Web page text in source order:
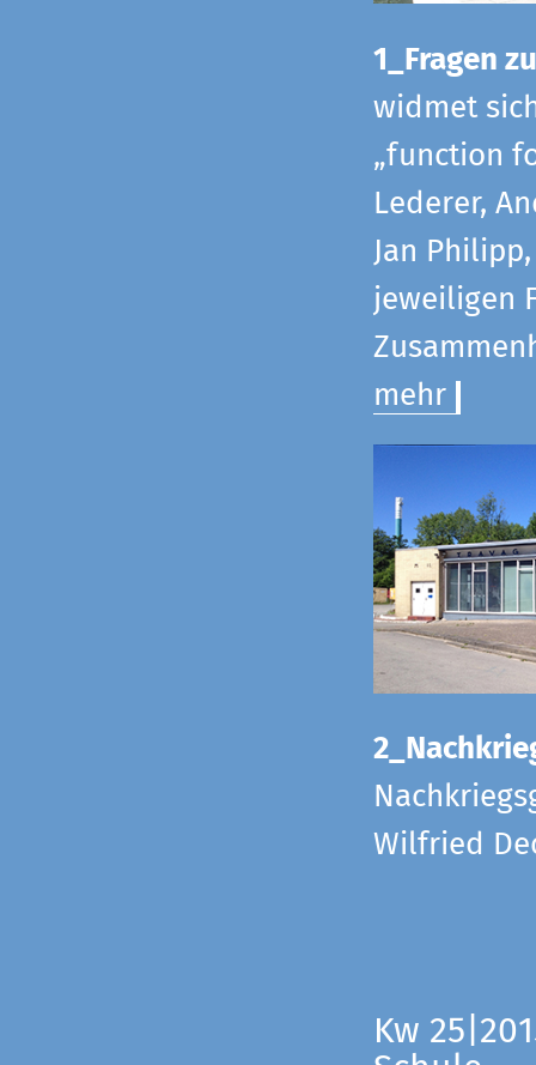
1_Fragen
widmet
„function
Lederer,
Jan
jeweiligen
mehr
Wilfried
Kw